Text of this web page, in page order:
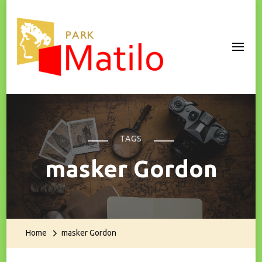
Park Matilo
TAGS
masker Gordon
Home masker Gordon